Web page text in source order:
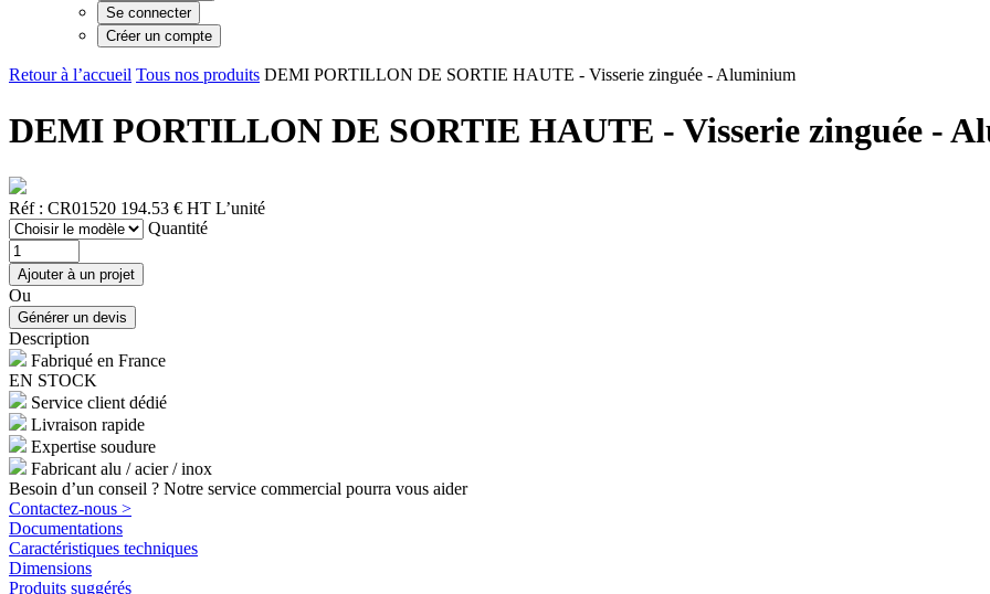
Se connecter
Créer un compte
Retour à l’accueil Tous nos produits DEMI PORTILLON DE SORTIE HAUTE - Visserie zinguée - Aluminium
DEMI PORTILLON DE SORTIE HAUTE - Visserie zinguée -
Réf : CR01520 194.53 € HT L’unité
Quantité
Ou
Description
Fabriqué en France
EN STOCK
Service client dédié
Livraison rapide
Expertise soudure
Fabricant alu / acier / inox
Besoin d’un conseil ? Notre service commercial pourra vous aider
Contactez-nous >
Documentations
Caractéristiques techniques
Dimensions
Produits suggérés